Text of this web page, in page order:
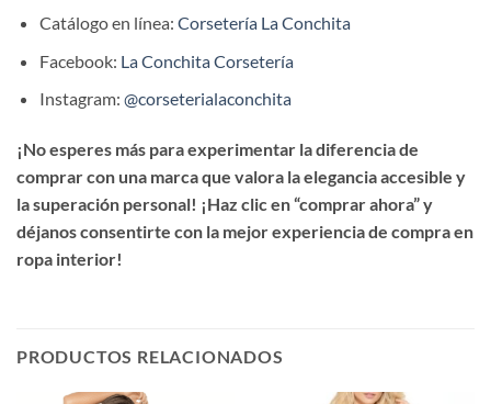
Catálogo en línea: Corsetería La Conchita
Facebook: La Conchita Corsetería
Instagram: @corseterialaconchita
¡No esperes más para experimentar la diferencia de
comprar con una marca que valora la elegancia accesible y
la superación personal! ¡Haz clic en “comprar ahora” y
déjanos consentirte con la mejor experiencia de compra en
ropa interior!
PRODUCTOS RELACIONADOS